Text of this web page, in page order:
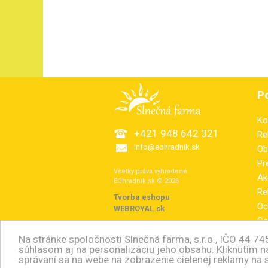
Na stránke spoločnosti Slnečná farma, s.r.o., IČO 44
súhlasom aj na personalizáciu jeho obsahu. Kliknutím
správaní sa na webe na zobrazenie cielenej reklamy
+421 948 642 321
info@eohradnik.sk
Všetky práva vyhradené.
EOhradnik.sk © 2026
Tvorba eshopu:
WEBROYAL.sk